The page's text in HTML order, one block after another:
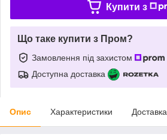
Купити з
Що таке купити з Пром?
Замовлення під захистом
Доступна доставка
Опис Характеристики Доставка